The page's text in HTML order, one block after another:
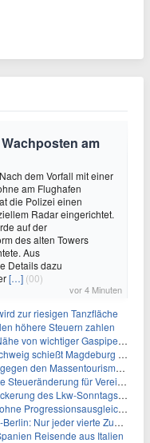
am
dem Vorfall mit einer
am Flughafen
die Polizei einen
Radar eingerichtet.
auf der
des alten Towers
Aus
Details dazu
[…] (00)
vor 4 Minuten
zur riesigen Tanzfläche
höhere Steuern zahlen
wichtiger Gaspipeline explodiert
schießt Magdeburg ab
Massentourismus auf Mallorca
für Vereine
des Lkw-Sonntagsfahrverbots
Progressionsausgleich geplant
Nur jeder vierte Zug pünktlich
Reisende aus Italien